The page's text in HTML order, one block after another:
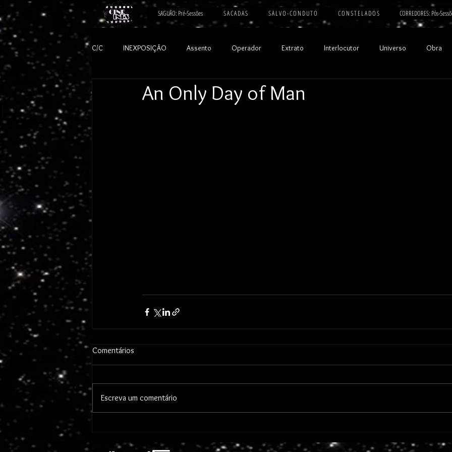
SAGUÃO: Pré-Sessões S A C A D A S S A L V O - C O N D U T O C O N S T E L A D O S CORREDORES: Pós-
C/C INEXPOSIÇÃO Assento Operador Extrato Interlocutor Universo Obra
An Only Day of Man
Comentários
Escreva um comentário